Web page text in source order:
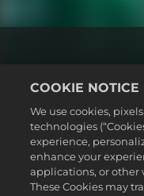
COOKIE NOTICE
We use cookies,
technologies
experience,
enhance your
applications, or other
These Cookies may